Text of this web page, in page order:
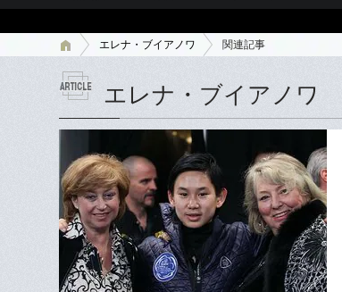
エレナ・ブイアノワ 関連記事
エレナ・ブイアノワ